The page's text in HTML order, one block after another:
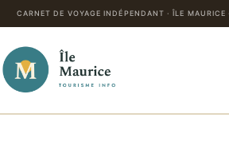
CARNET DE VOYAGE INDÉPENDANT · ÎLE